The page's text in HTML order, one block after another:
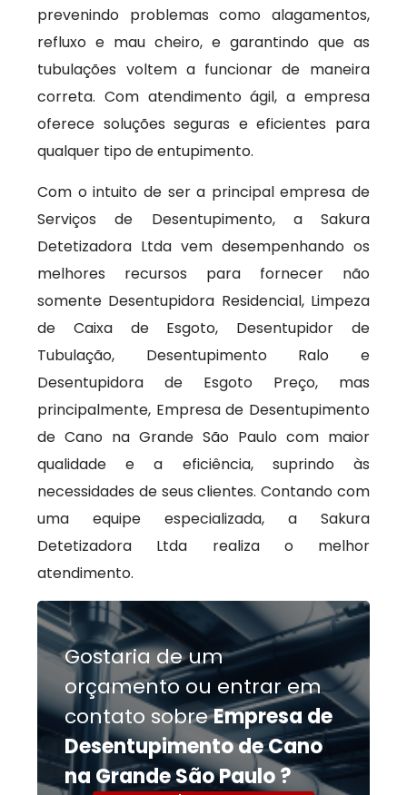
prevenindo problemas como alagamentos,
refluxo e mau cheiro, e garantindo que as
tubulações voltem a funcionar de maneira
correta. Com atendimento ágil, a empresa
oferece soluções seguras e eficientes para
qualquer tipo de entupimento.
Com o intuito de ser a principal empresa de
Serviços de Desentupimento, a Sakura
Detetizadora Ltda vem desempenhando os
melhores recursos para fornecer não
somente Desentupidora Residencial, Limpeza
de Caixa de Esgoto, Desentupidor de
Tubulação, Desentupimento Ralo e
Desentupidora de Esgoto Preço, mas
principalmente, Empresa de Desentupimento
de Cano na Grande São Paulo com maior
qualidade e a eficiência, suprindo às
necessidades de seus clientes. Contando com
uma equipe especializada, a Sakura
Detetizadora Ltda realiza o melhor
atendimento.
Gostaria de um
orçamento ou entrar em
contato sobreEmpresa de
Desentupimento de Cano
na Grande São Paulo ?